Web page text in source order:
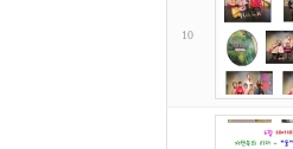
10